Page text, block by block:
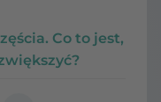
Co to jest,